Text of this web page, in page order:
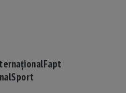
Fapt
Sport